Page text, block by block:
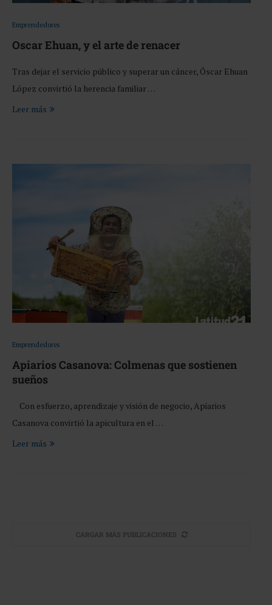
Emprendedores
Oscar Ehuan, y el arte de renacer
Tras dejar el servicio público y superar un cáncer, Óscar Ehuan
López convirtió la herencia familiar …
Leer más
Emprendedores
Apiarios Casanova: Colmenas que sostienen
sueños
Con esfuerzo, aprendizaje y visión de negocio, Apiarios
Casanova convirtió la apicultura en el …
Leer más
CARGAR MÁS PUBLICACIONES